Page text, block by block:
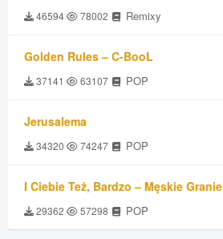
46594 78002 Remixy
Golden Rules – C-BooL
37141 63107 POP
Jerusalema
34320 74247 POP
I Ciebie Też, Bardzo – Męskie Granie
29362 57298 POP